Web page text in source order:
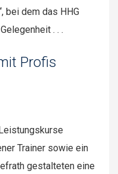
bei dem das HHG
. . .
Profis
Trainer sowie ein
gestalteten eine